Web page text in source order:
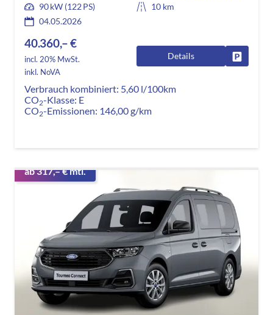
90 kW (122 PS)
10 km
04.05.2026
40.360,– €
incl. 20% MwSt.
inkl. NoVA
Details
Verbrauch kombiniert: 5,60 l/100km
CO2-Klasse: E
CO2-Emissionen: 146,00 g/km
ab 317,– € mtl.